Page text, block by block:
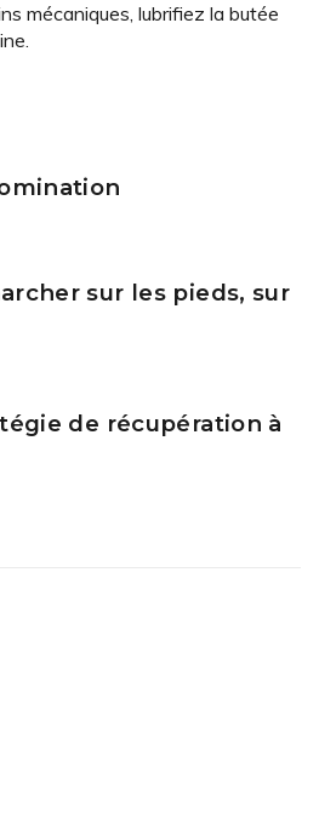
mécaniques, lubrifiez la butée
sur les pieds, sur
de récupération à